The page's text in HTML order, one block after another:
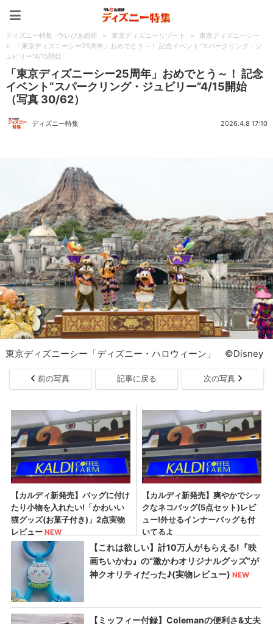
ディズニー特集 -ウレぴあ総研 > 東京ディズニーリゾート >
東京ディズニーシー
>
「東京ディズニーシー25周年」おめでとう～！ 記念イベント“スパークリング・ジ
ュビリー”4/15開始
「東京ディズニーシー25周年」おめでとう～！ 記念
イベント“スパークリング・ジュビリー”4/15開始
（写真 30/62）
ディズニー特集 2026.4.8 17:10
東京ディズニーシー「ディズニー・ハロウィーン」 ©Disney
前の写真 記事に戻る 次の写真